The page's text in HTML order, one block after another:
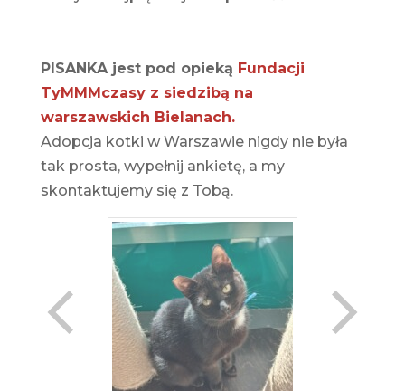
PISANKA jest pod opieką Fundacji
TyMMMczasy z siedzibą na
warszawskich Bielanach.
Adopcja kotki w Warszawie nigdy nie była
tak prosta, wypełnij ankietę, a my
skontaktujemy się z Tobą.